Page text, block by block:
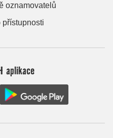
oznamovatelů
přístupnosti
aplikace